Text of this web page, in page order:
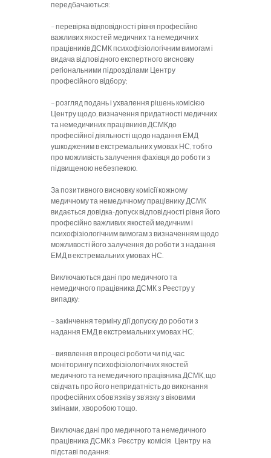
передбачаються:
– перевірка відповідності рівня про­фесійно
важливих якостей медичних та немедичних
працівників ДСМК психофізіо­логічним вимогам і
видача відповідного експертного висновку
регіональними підрозділами Центру
професійного від­бору;
– розгляд подань і ухвалення рішень ко­місією
Центру щодо, визначення придат­ності медичних
та немедичиних працівників ДСМКдо
професійної діяльнос­ті щодо надання ЕМД
ушкодженим в екстремальних умовах НС, тобто
про можливість залучення фахівця до роботи з
підвищеною небез­пекою.
За позитивного висновку комісії кожному
медичному та немедичному працівнику ДСМК
видається довідка-допуск відповідності рівня його
професійно важливих якостей медичним і
психофізіологічним вимогам з визначенням щодо
можливості його залучення до роботи з надання
ЕМД в екстремальних умовах НС.
Виключаються дані про медичного та
немедичного працівника ДСМК з Реєст­ру у
випадку:
– закінчення терміну дії до­пуску до роботи з
надання ЕМД в екстремальних умовах НС;
– виявлення в процесі роботи чи під час
моніторингу психофі­зіологічних якостей
медичного та немедичного працівника ДСМК, що
свідчать про його непридат­ність до виконання
професійних обов’язків у зв’язку з віковими
змінами, хворобою тощо.
Виключає дані про медичного та немедичного
працівника ДСМК з Реєстру комісія Центру на
підставі подання: